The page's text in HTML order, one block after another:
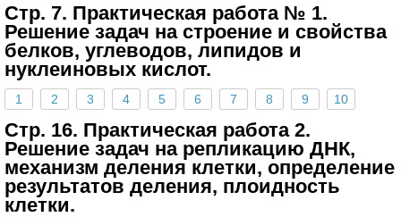
Стр. 7. Практическая работа № 1.
Решение задач на строение и свойства
белков, углеводов, липидов и
нуклеиновых кислот.
1 2 3 4 5 6 7 8 9 10
Стр. 16. Практическая работа 2.
Решение задач на репликацию ДНК,
механизм деления клетки, определение
результатов деления, плоидность
клетки.